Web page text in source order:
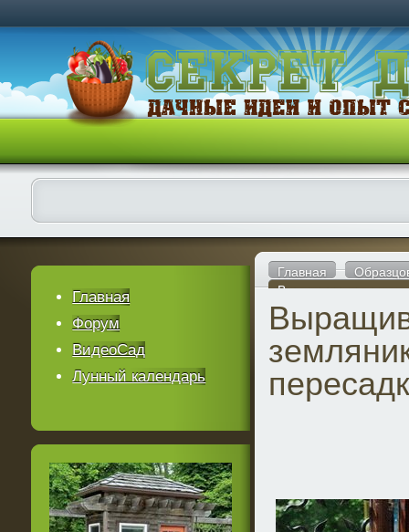
Главная
Выращивание
Главная
Форум
ВидеоСад
Лунный календарь